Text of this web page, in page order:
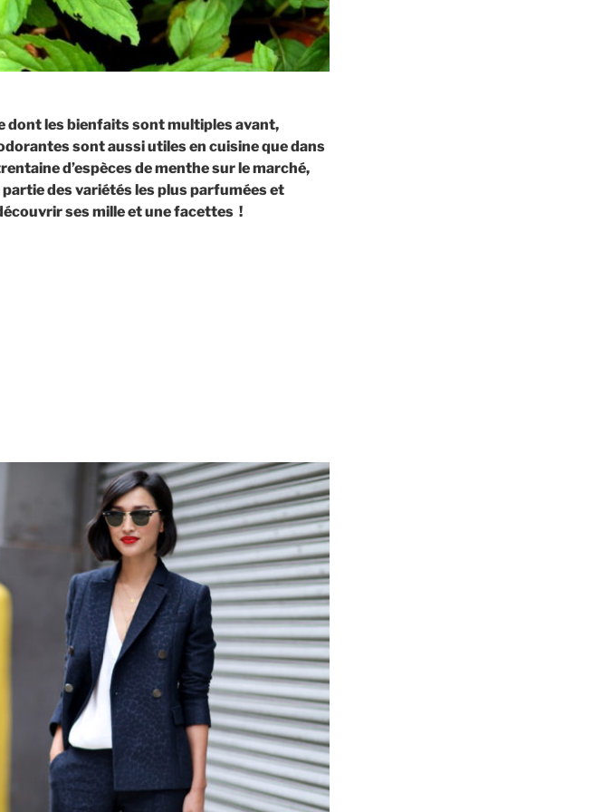
dont les bienfaits sont multiples avant,
sont aussi utiles en cuisine que dans
d’espèces de menthe sur le marché,
des variétés les plus parfumées et
ses mille et une facettes !